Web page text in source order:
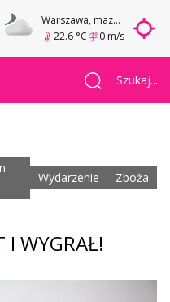
Warszawa, mazowieckie
22.6 °C
0 m/s
Szukaj...
Wydarzenie Zboża
I WYGRAŁ!